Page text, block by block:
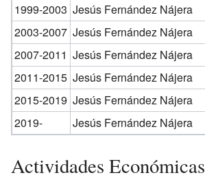
1999-2003 Jesús Fernández Nájera
2003-2007 Jesús Fernández Nájera
2007-2011 Jesús Fernández Nájera
2011-2015 Jesús Fernández Nájera
2015-2019 Jesús Fernández Nájera
2019-
Jesús Fernández Nájera
Actividades Económicas